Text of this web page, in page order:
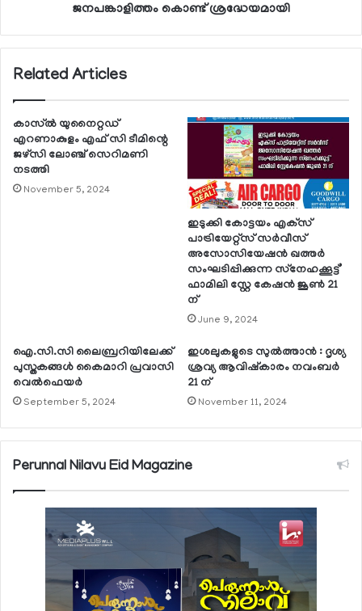
ജനപങ്കാളിത്തം കൊണ്ട് ശ്രദ്ധേയമായി
Related Articles
കാസ്ല്‍ യുനൈറ്റഡ്
എറണാകുളം എഫ് സി ടീമിന്റെ
ജഴ്‌സി ലോഞ്ച് സെറിമണി
നടത്തി
November 5, 2024
ഇടുക്കി കോട്ടയം എക്‌സ്
പാട്രിയേറ്റ്‌സ് സര്‍വീസ്
അസോസിയേഷന്‍ ഖത്തര്‍
സംഘടിപ്പിക്കുന്ന സ്‌നേഹക്കൂട്ട്’
ഫാമിലി സ്റ്റേ കേഷന്‍ ജൂണ്‍ 21
ന്
June 9, 2024
ഐ.സി.സി ലൈബ്രറിയിലേക്ക്
പുസ്തകങ്ങള്‍ കൈമാറി പ്രവാസി
വെല്‍ഫെയര്‍
September 5, 2024
ഇശലുകളുടെ സുല്‍ത്താന്‍ : ദൃശ്യ
ശ്രവ്യ ആവിഷ്‌കാരം നവംബര്‍
21 ന്
November 11, 2024
Perunnal Nilavu Eid Magazine